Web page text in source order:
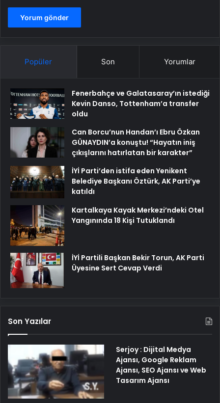
Popüler Son Yorumlar
Fenerbahçe ve Galatasaray’ın istediği
Kevin Danso, Tottenham’a transfer
oldu
Can Borcu’nun Handan’ı Ebru Özkan
GÜNAYDIN’a konuştu! “Hayatın iniş
çıkışlarını hatırlatan bir karakter”
İYİ Parti’den istifa eden Yenikent
Belediye Başkanı Öztürk, AK Parti’ye
katıldı
Kartalkaya Kayak Merkezi’ndeki Otel
Yangınında 18 Kişi Tutuklandı
İYİ Partili Başkan Bekir Torun, AK Parti
Üyesine Sert Cevap Verdi
Son Yazılar
Serjoy : Dijital Medya
Ajansı, Google Reklam
Ajansı, SEO Ajansı ve Web
Tasarım Ajansı